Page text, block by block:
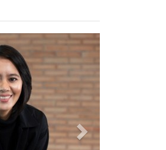
Next